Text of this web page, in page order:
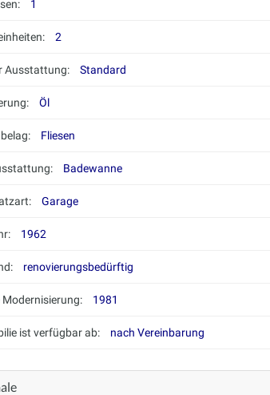
1
2
Ausstattung: Standard
Öl
Fliesen
Badewanne
Garage
1962
renovierungsbedürftig
Modernisierung: 1981
ist verfügbar ab: nach Vereinbarung